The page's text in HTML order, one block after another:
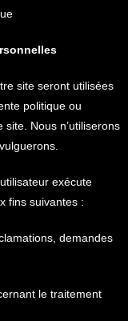
site seront utilisées
politique ou
Nous n’utiliserons
exécute
fins suivantes :
demandes
le traitement